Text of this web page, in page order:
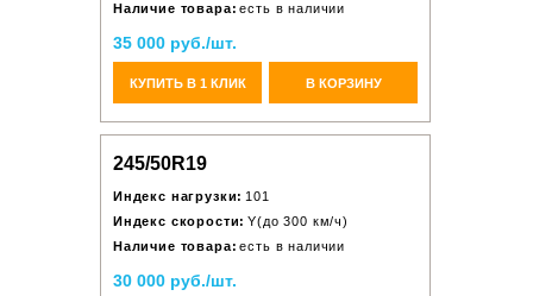
Наличие товара: есть в наличии
35 000 руб./шт.
КУПИТЬ В 1 КЛИК В КОРЗИНУ
245/50R19
Индекс нагрузки: 101
Индекс скорости: Y(до 300 км/ч)
Наличие товара: есть в наличии
30 000 руб./шт.